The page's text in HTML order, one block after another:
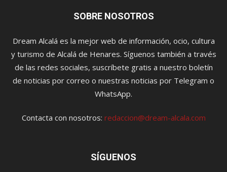
SOBRE NOSOTROS
Dream Alcalá es la mejor web de información, ocio, cultura
y turismo de Alcalá de Henares. Síguenos también a través
de las redes sociales, suscríbete gratis a nuestro boletín
de noticias por correo o nuestras noticias por Telegram o
WhatsApp.
Contacta con nosotros: redaccion@dream-alcala.com
SÍGUENOS